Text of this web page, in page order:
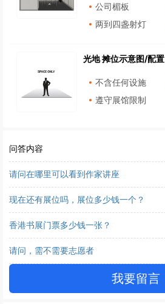
公司楣板
两到四盏射灯
光地 摊位示意图/配置
不含任何设施
遵守展馆限制
问答内容
请问在哪里可以看到作家讲座
现在还有展位吗，展位多少钱一个？
香港书展门票多少钱一张？
请问，需不需要志愿者
我要留言